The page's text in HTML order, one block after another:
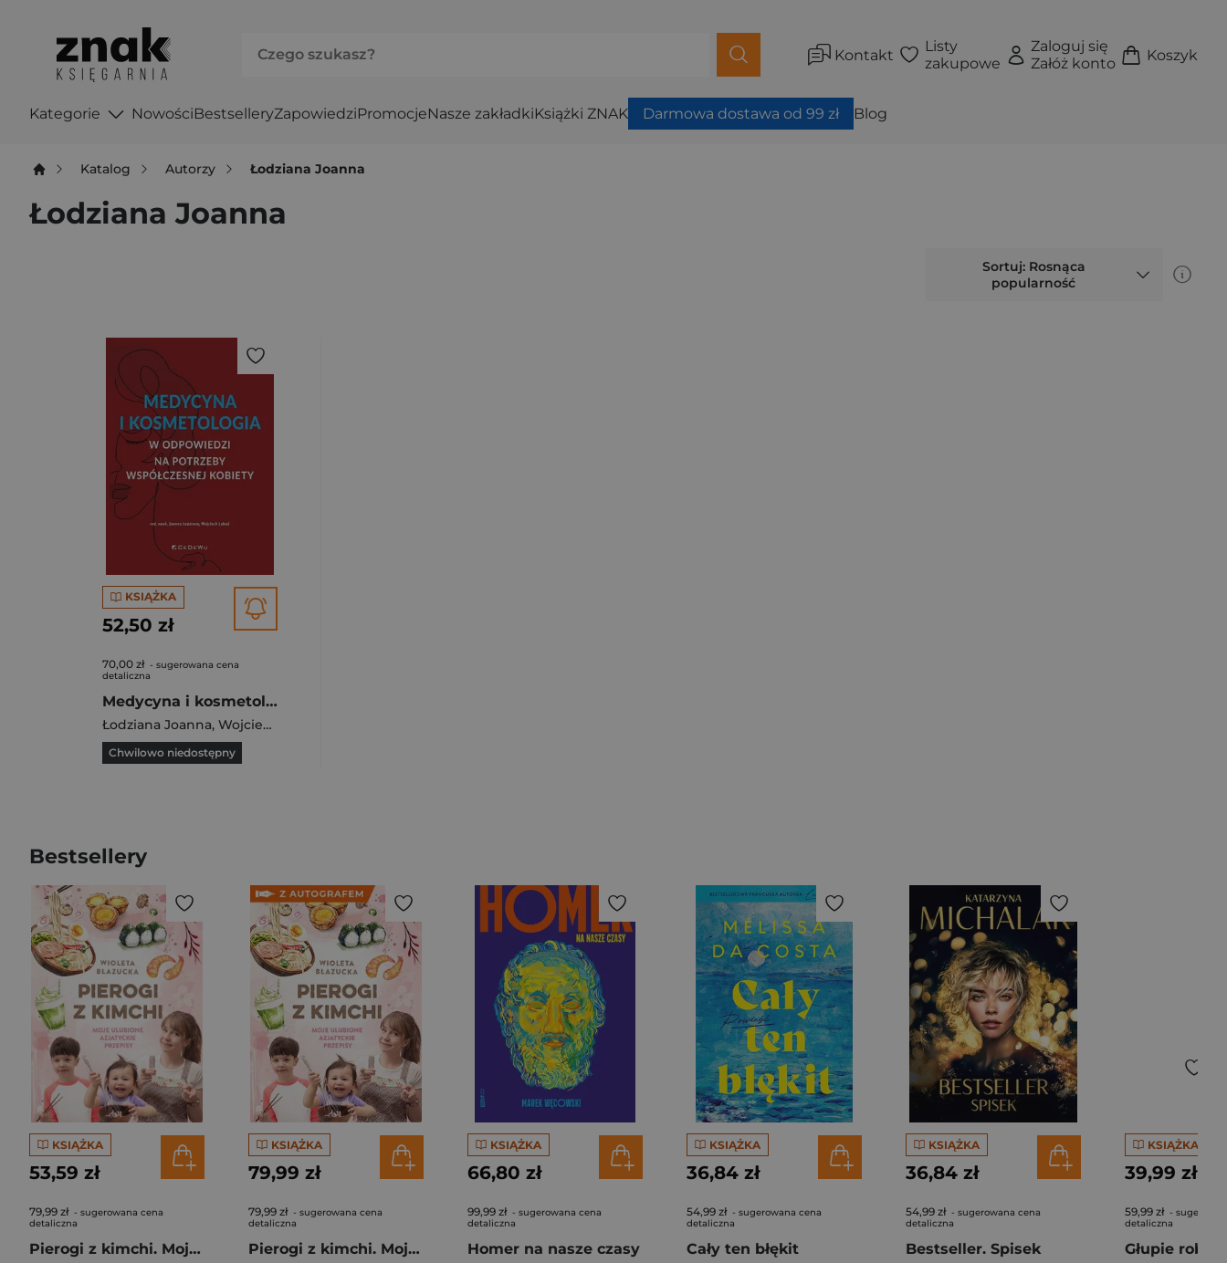
Kontakt
Listy
zakupowe
Zaloguj się
Załóż konto
Koszyk
Kategorie NowościBestselleryZapowiedziPromocjeNasze zakładkiKsiążki ZNAK Darmowa dostawa od 99 zł Blog
Katalog Autorzy Łodziana Joanna
Łodziana Joanna
Sortuj: Rosnąca
popularność
KSIĄŻKA
52,50 zł
70,00 zł - sugerowana cena
detaliczna
Medycyna i kosmetologia w odpowiedzi na potrzeby
Łodziana Joanna, Wojciech Łabuś
Chwilowo niedostępny
Bestsellery
KSIĄŻKA
53,59 zł
79,99 zł - sugerowana cena
detaliczna
Pierogi z kimchi. Moje ulubione azjatyckie przepisy
KSIĄŻKA
79,99 zł
79,99 zł - sugerowana cena
detaliczna
Pierogi z kimchi. Moje ulubione azjatyckie przepisy - książka z autografem
KSIĄŻKA
66,80 zł
99,99 zł - sugerowana cena
detaliczna
Homer na nasze czasy
KSIĄŻKA
36,84 zł
54,99 zł - sugerowana cena
detaliczna
Cały ten błękit
KSIĄŻKA
36,84 zł
54,99 zł - sugerowana cena
detaliczna
Bestseller. Spisek
KSIĄŻKA
39,99 zł
59,99 zł -
detaliczna